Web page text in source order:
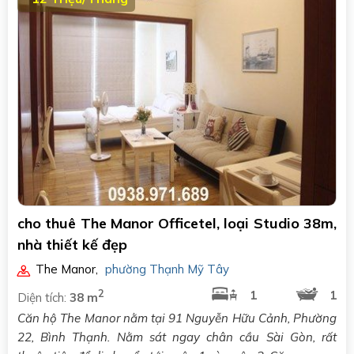
cho thuê The Manor Officetel, loại Studio 38m,
nhà thiết kế đẹp
The Manor
phường Thạnh Mỹ Tây
Diện tích: 38 m2 1
1
Căn hộ The Manor nằm tại 91 Nguyễn Hữu Cảnh, Phường
22, Bình Thạnh. Nằm sát ngay chân cầu Sài Gòn, rất